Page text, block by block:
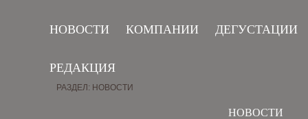
НОВОСТИ КОМПАНИИ ДЕГУСТАЦИИ
РЕДАКЦИЯ
РАЗДЕЛ: НОВОСТИ
НОВОСТИ